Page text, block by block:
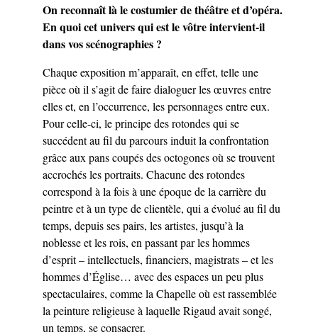
On reconnaît là le costumier de théâtre et d’opéra.
En quoi cet univers qui est le vôtre intervient-il
dans vos scénographies ?
Chaque exposition m’apparaît, en effet, telle une
pièce où il s’agit de faire dialoguer les œuvres entre
elles et, en l’occurrence, les personnages entre eux.
Pour celle-ci, le principe des rotondes qui se
succédent au fil du parcours induit la confrontation
grâce aux pans coupés des octogones où se trouvent
accrochés les portraits. Chacune des rotondes
correspond à la fois à une époque de la carrière du
peintre et à un type de clientèle, qui a évolué au fil du
temps, depuis ses pairs, les artistes, jusqu’à la
noblesse et les rois, en passant par les hommes
d’esprit – intellectuels, financiers, magistrats – et les
hommes d’Église… avec des espaces un peu plus
spectaculaires, comme la Chapelle où est rassemblée
la peinture religieuse à laquelle Rigaud avait songé,
un temps, se consacrer.